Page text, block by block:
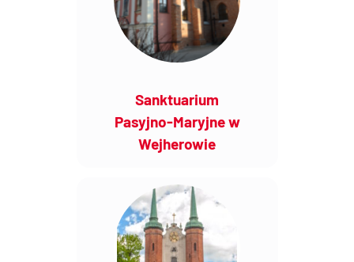
Sanktuarium
Pasyjno-Maryjne w
Wejherowie